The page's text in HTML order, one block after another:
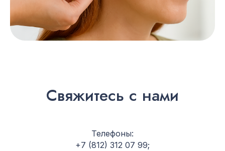
Свяжитесь с нами
Телефоны:
+7 (812) 312 07 99;